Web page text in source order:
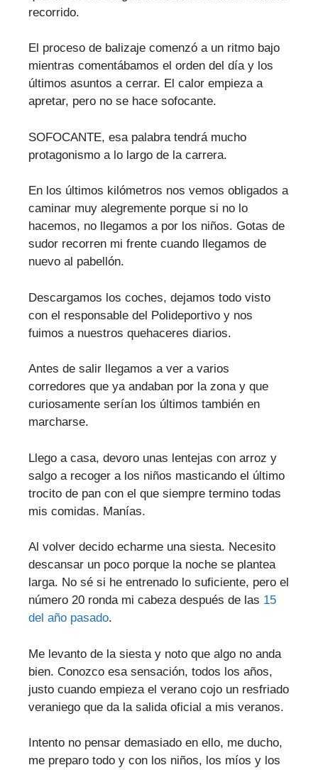
recorrido.
El proceso de balizaje comenzó a un ritmo bajo
mientras comentábamos el orden del día y los
últimos asuntos a cerrar. El calor empieza a
apretar, pero no se hace sofocante.
SOFOCANTE, esa palabra tendrá mucho
protagonismo a lo largo de la carrera.
En los últimos kilómetros nos vemos obligados a
caminar muy alegremente porque si no lo
hacemos, no llegamos a por los niños. Gotas de
sudor recorren mi frente cuando llegamos de
nuevo al pabellón.
Descargamos los coches, dejamos todo visto
con el responsable del Polideportivo y nos
fuimos a nuestros quehaceres diarios.
Antes de salir llegamos a ver a varios
corredores que ya andaban por la zona y que
curiosamente serían los últimos también en
marcharse.
Llego a casa, devoro unas lentejas con arroz y
salgo a recoger a los niños masticando el último
trocito de pan con el que siempre termino todas
mis comidas. Manías.
Al volver decido echarme una siesta. Necesito
descansar un poco porque la noche se plantea
larga. No sé si he entrenado lo suficiente, pero el
número 20 ronda mi cabeza después de las 15
del año pasado.
Me levanto de la siesta y noto que algo no anda
bien. Conozco esa sensación, todos los años,
justo cuando empieza el verano cojo un resfriado
veraniego que da la salida oficial a mis veranos.
Intento no pensar demasiado en ello, me ducho,
me preparo todo y con los niños, los míos y los